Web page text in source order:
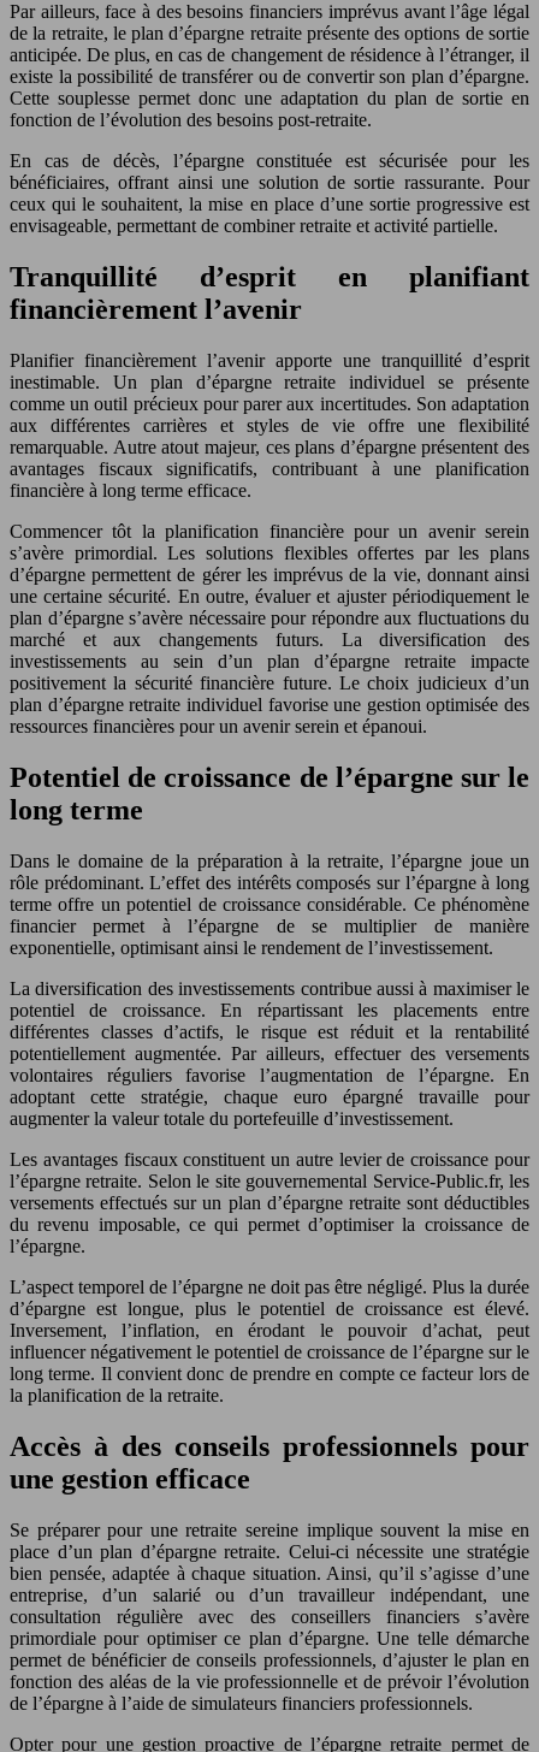
Par ailleurs, face à des besoins financiers imprévus avant l’âge légal
de la retraite, le plan d’épargne retraite présente des options de sortie
anticipée. De plus, en cas de changement de résidence à l’étranger, il
existe la possibilité de transférer ou de convertir son plan d’épargne.
Cette souplesse permet donc une adaptation du plan de sortie en
fonction de l’évolution des besoins post-retraite.
En cas de décès, l’épargne constituée est sécurisée pour les
bénéficiaires, offrant ainsi une solution de sortie rassurante. Pour
ceux qui le souhaitent, la mise en place d’une sortie progressive est
envisageable, permettant de combiner retraite et activité partielle.
Tranquillité d’esprit en planifiant
financièrement l’avenir
Planifier financièrement l’avenir apporte une tranquillité d’esprit
inestimable. Un plan d’épargne retraite individuel se présente
comme un outil précieux pour parer aux incertitudes. Son adaptation
aux différentes carrières et styles de vie offre une flexibilité
remarquable. Autre atout majeur, ces plans d’épargne présentent des
avantages fiscaux significatifs, contribuant à une planification
financière à long terme efficace.
Commencer tôt la planification financière pour un avenir serein
s’avère primordial. Les solutions flexibles offertes par les plans
d’épargne permettent de gérer les imprévus de la vie, donnant ainsi
une certaine sécurité. En outre, évaluer et ajuster périodiquement le
plan d’épargne s’avère nécessaire pour répondre aux fluctuations du
marché et aux changements futurs. La diversification des
investissements au sein d’un plan d’épargne retraite impacte
positivement la sécurité financière future. Le choix judicieux d’un
plan d’épargne retraite individuel favorise une gestion optimisée des
ressources financières pour un avenir serein et épanoui.
Potentiel de croissance de l’épargne sur le
long terme
Dans le domaine de la préparation à la retraite, l’épargne joue un
rôle prédominant. L’effet des intérêts composés sur l’épargne à long
terme offre un potentiel de croissance considérable. Ce phénomène
financier permet à l’épargne de se multiplier de manière
exponentielle, optimisant ainsi le rendement de l’investissement.
La diversification des investissements contribue aussi à maximiser le
potentiel de croissance. En répartissant les placements entre
différentes classes d’actifs, le risque est réduit et la rentabilité
potentiellement augmentée. Par ailleurs, effectuer des versements
volontaires réguliers favorise l’augmentation de l’épargne. En
adoptant cette stratégie, chaque euro épargné travaille pour
augmenter la valeur totale du portefeuille d’investissement.
Les avantages fiscaux constituent un autre levier de croissance pour
l’épargne retraite. Selon le site gouvernemental Service-Public.fr, les
versements effectués sur un plan d’épargne retraite sont déductibles
du revenu imposable, ce qui permet d’optimiser la croissance de
l’épargne.
L’aspect temporel de l’épargne ne doit pas être négligé. Plus la durée
d’épargne est longue, plus le potentiel de croissance est élevé.
Inversement, l’inflation, en érodant le pouvoir d’achat, peut
influencer négativement le potentiel de croissance de l’épargne sur le
long terme. Il convient donc de prendre en compte ce facteur lors de
la planification de la retraite.
Accès à des conseils professionnels pour
une gestion efficace
Se préparer pour une retraite sereine implique souvent la mise en
place d’un plan d’épargne retraite. Celui-ci nécessite une stratégie
bien pensée, adaptée à chaque situation. Ainsi, qu’il s’agisse d’une
entreprise, d’un salarié ou d’un travailleur indépendant, une
consultation régulière avec des conseillers financiers s’avère
primordiale pour optimiser ce plan d’épargne. Une telle démarche
permet de bénéficier de conseils professionnels, d’ajuster le plan en
fonction des aléas de la vie professionnelle et de prévoir l’évolution
de l’épargne à l’aide de simulateurs financiers professionnels.
Opter pour une gestion proactive de l’épargne retraite permet de